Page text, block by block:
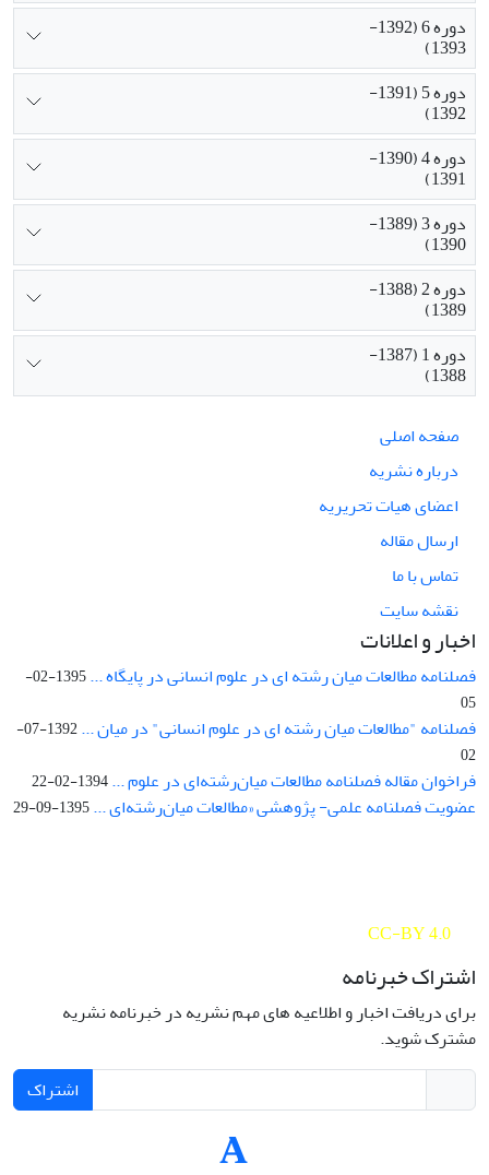
دوره 6 (1392-
1393)
دوره 5 (1391-
1392)
دوره 4 (1390-
1391)
دوره 3 (1389-
1390)
دوره 2 (1388-
1389)
دوره 1 (1387-
1388)
صفحه اصلی
درباره نشریه
اعضای هیات تحریریه
ارسال مقاله
تماس با ما
نقشه سایت
اخبار و اعلانات
فصلنامه مطالعات میان رشته ای در علوم انسانی در پایگاه ...
1395-02-
05
فصلنامه "مطالعات میان رشته ای در علوم انسانی" در میان ...
1392-07-
02
فراخوان مقاله فصلنامه مطالعات میان‌رشته‌ای در علوم ...1394-02-22
عضویت فصلنامه علمی- پژوهشی «مطالعات میان‌رشته‌ای ...1395-09-29
CC-BY 4.0
اشتراک خبرنامه
برای دریافت اخبار و اطلاعیه های مهم نشریه در خبرنامه نشریه
مشترک شوید.
اشتراک